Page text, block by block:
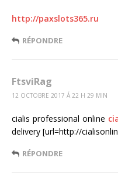
http://paxslots365.ru
RÉPONDRE
FtsviRag
12 OCTOBRE 2017 Á 22 H 29 MIN
cialis professional online
delivery [url=http://
RÉPONDRE